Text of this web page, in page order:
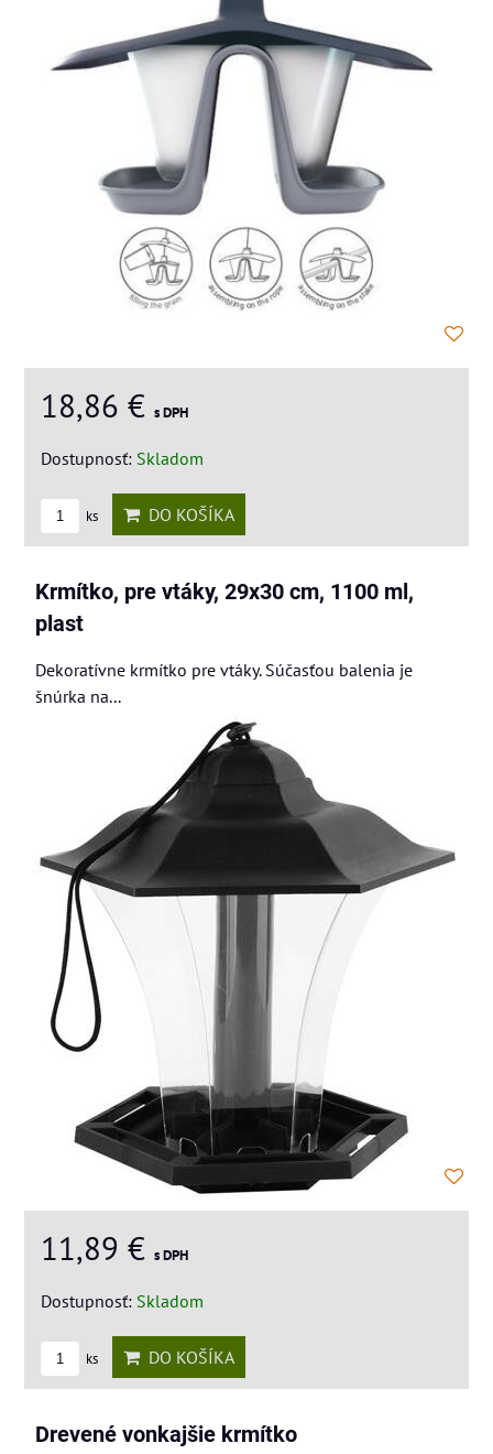
18,86 € s DPH
Dostupnosť: Skladom
ks DO KOŠÍKA
Krmítko, pre vtáky, 29x30 cm, 1100 ml,
plast
Dekoratívne krmítko pre vtáky. Súčasťou balenia je
šnúrka na...
11,89 € s DPH
Dostupnosť: Skladom
ks DO KOŠÍKA
Drevené vonkajšie krmítko